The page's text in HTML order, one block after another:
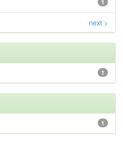
1
next >
1
1